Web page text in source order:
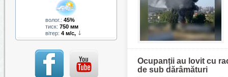
волог.: 45%
тиск: 750 мм
вітер: 4 м/с,
Ocupanții au lovit cu
de sub dărâmături